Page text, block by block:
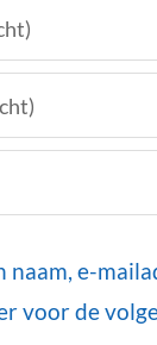
naam, e-
voor de